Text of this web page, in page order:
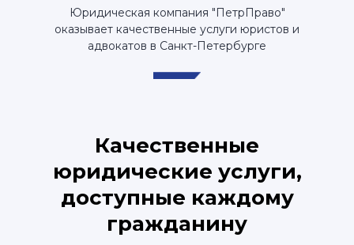
Юридическая компания "ПетрПраво"
оказывает качественные услуги юристов и
адвокатов в Санкт-Петербурге
Качественные
юридические услуги,
доступные каждому
гражданину